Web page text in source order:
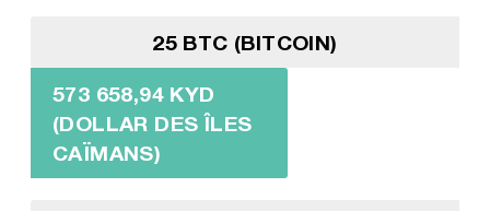
25 BTC (BITCOIN)
573 658,94 KYD
(DOLLAR DES ÎLES
CAÏMANS)